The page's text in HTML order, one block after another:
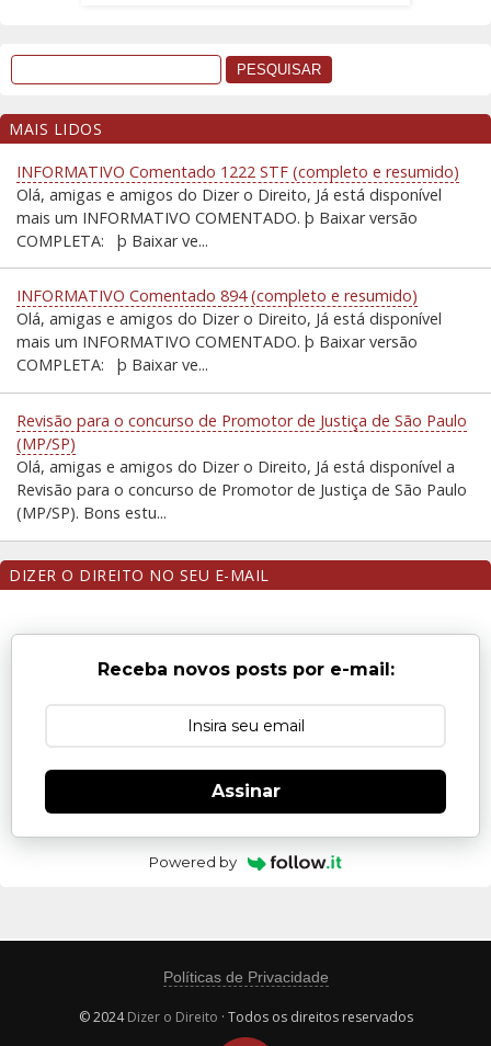
MAIS LIDOS
INFORMATIVO Comentado 1222 STF (completo e resumido)
Olá, amigas e amigos do Dizer o Direito, Já está disponível
mais um INFORMATIVO COMENTADO. þ Baixar versão
COMPLETA: þ Baixar ve...
INFORMATIVO Comentado 894 (completo e resumido)
Olá, amigas e amigos do Dizer o Direito, Já está disponível
mais um INFORMATIVO COMENTADO. þ Baixar versão
COMPLETA: þ Baixar ve...
Revisão para o concurso de Promotor de Justiça de São Paulo
(MP/SP)
Olá, amigas e amigos do Dizer o Direito, Já está disponível a
Revisão para o concurso de Promotor de Justiça de São Paulo
(MP/SP). Bons estu...
DIZER O DIREITO NO SEU E-MAIL
Receba novos posts por e-mail:
Assinar
Powered by
Políticas de Privacidade
© 2024Dizer o Direito · Todos os direitos reservados